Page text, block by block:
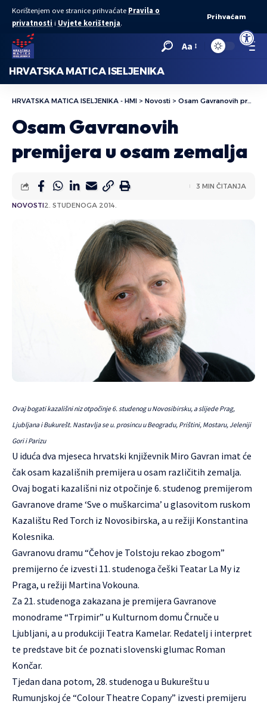
Open
Korištenjem ove stranice prihvaćate Pravila o
privatnosti i Uvjete korištenja.
Prihvaćam
Aa
HRVATSKA MATICA ISELJENIKA
HRVATSKA MATICA ISELJENIKA - HMI > Novosti > Osam Gavranovih premijera u osam zemalja
Osam Gavranovih
premijera u osam zemalja
NOVOSTI2. STUDENOGA 2014.
3 MIN ČITANJA
Ovaj bogati kazališni niz otpočinje 6. studenog u Novosibirsku, a slijede Prag,
Ljubljana i Bukurešt. Nastavlja se u. prosincu u Beogradu, Prištini, Mostaru, Jeleniji
Gori i Parizu
U iduća dva mjeseca hrvatski književnik Miro Gavran imat će
čak osam kazališnih premijera u osam različitih zemalja.
Ovaj bogati kazališni niz otpočinje 6. studenog premijerom
Gavranove drame ‘Sve o muškarcima’ u glasovitom ruskom
Kazalištu Red Torch iz Novosibirska, a u režiji Konstantina
Kolesnika.
Gavranovu dramu “Čehov je Tolstoju rekao zbogom”
premijerno će izvesti 11. studenoga češki Teatar La My iz
Praga, u režiji Martina Vokouna.
Za 21. studenoga zakazana je premijera Gavranove
monodrame “Trpimir” u Kulturnom domu Črnuče u
Ljubljani, a u produkciji Teatra Kamelar. Redatelj i interpret
te predstave bit će poznati slovenski glumac Roman
Končar.
Tjedan dana potom, 28. studenoga u Bukureštu u
Rumunjskoj će “Colour Theatre Copany” izvesti premijeru